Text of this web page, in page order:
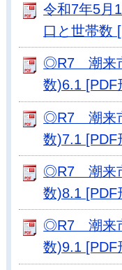
令和7年5月
口と世帯数
◎R7 潮来
数)6.1 [PDF
◎R7 潮来
数)7.1 [PDF
◎R7 潮来
数)8.1 [PDF
◎R7 潮来
数)9.1 [PDF